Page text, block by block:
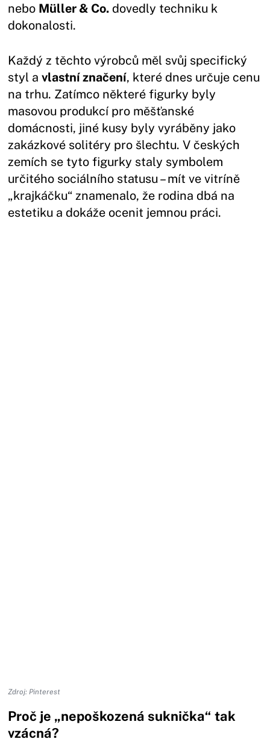
nebo Müller & Co. dovedly techniku k
dokonalosti.
Každý z těchto výrobců měl svůj specifický
styl avlastní značení, které dnes určuje cenu
na trhu. Zatímco některé figurky byly
masovou produkcí pro měšťanské
domácnosti, jiné kusy byly vyráběny jako
zakázkové solitéry pro šlechtu. V českých
zemích se tyto figurky staly symbolem
určitého sociálního statusu – mít ve vitríně
„krajkáčku“ znamenalo, že rodina dbá na
estetiku a dokáže ocenit jemnou práci.
Zdroj: Pinterest
Proč je „nepoškozená suknička“ tak
vzácná?